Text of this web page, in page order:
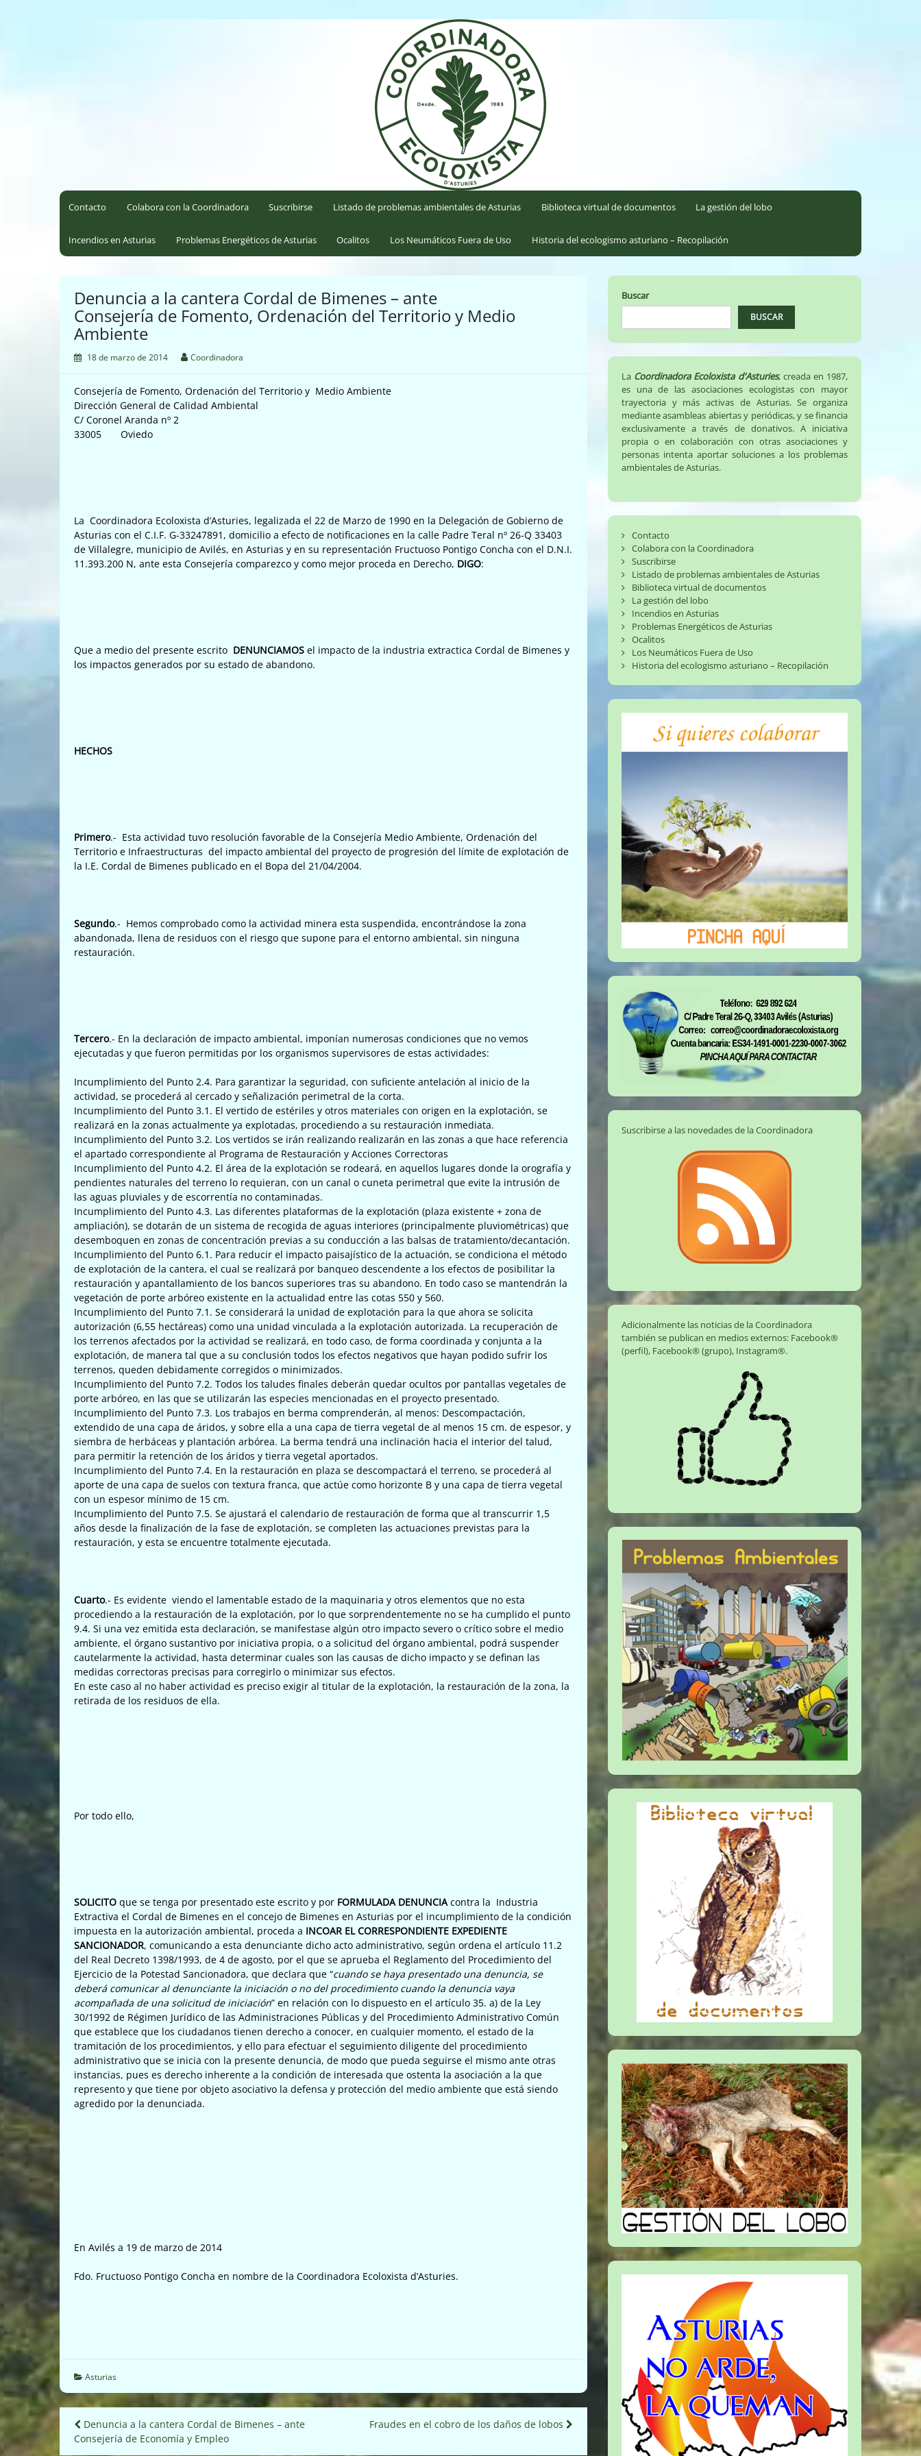
Contacto Colabora con la Coordinadora Suscribirse Listado de problemas ambientales de Asturias Biblioteca virtual de documentos La gestión del lobo
Incendios en Asturias Problemas Energéticos de Asturias Ocalitos Los Neumáticos Fuera de Uso Historia del ecologismo asturiano – Recopilación
Denuncia a la cantera Cordal de Bimenes – ante
Consejería de Fomento, Ordenación del Territorio y Medio
Ambiente
18 de marzo de 2014 Coordinadora
Consejería de Fomento, Ordenación del Territorio y Medio Ambiente
Dirección General de Calidad Ambiental
C/ Coronel Aranda nº 2
33005 Oviedo
La Coordinadora Ecoloxista d’Asturies, legalizada el 22 de Marzo de 1990 en la Delegación de Gobierno de
Asturias con el C.I.F. G-33247891, domicilio a efecto de notificaciones en la calle Padre Teral nº 26-Q 33403
de Villalegre, municipio de Avilés, en Asturias y en su representación Fructuoso Pontigo Concha con el D.N.I.
11.393.200 N, ante esta Consejería comparezco y como mejor proceda en Derecho, DIGO:
Que a medio del presente escrito DENUNCIAMOS el impacto de la industria extractica Cordal de Bimenes y
los impactos generados por su estado de abandono.
HECHOS
Primero.- Esta actividad tuvo resolución favorable de la Consejería Medio Ambiente, Ordenación del
Territorio e Infraestructuras del impacto ambiental del proyecto de progresión del límite de explotación de
la I.E. Cordal de Bimenes publicado en el Bopa del 21/04/2004.
Segundo.- Hemos comprobado como la actividad minera esta suspendida, encontrándose la zona
abandonada, llena de residuos con el riesgo que supone para el entorno ambiental, sin ninguna
restauración.
Tercero.- En la declaración de impacto ambiental, imponían numerosas condiciones que no vemos
ejecutadas y que fueron permitidas por los organismos supervisores de estas actividades:
Incumplimiento del Punto 2.4. Para garantizar la seguridad, con suficiente antelación al inicio de la
actividad, se procederá al cercado y señalización perimetral de la corta.
Incumplimiento del Punto 3.1. El vertido de estériles y otros materiales con origen en la explotación, se
realizará en la zonas actualmente ya explotadas, procediendo a su restauración inmediata.
Incumplimiento del Punto 3.2. Los vertidos se irán realizando realizarán en las zonas a que hace referencia
el apartado correspondiente al Programa de Restauración y Acciones Correctoras
Incumplimiento del Punto 4.2. El área de la explotación se rodeará, en aquellos lugares donde la orografía y
pendientes naturales del terreno lo requieran, con un canal o cuneta perimetral que evite la intrusión de
las aguas pluviales y de escorrentía no contaminadas.
Incumplimiento del Punto 4.3. Las diferentes plataformas de la explotación (plaza existente + zona de
ampliación), se dotarán de un sistema de recogida de aguas interiores (principalmente pluviométricas) que
desemboquen en zonas de concentración previas a su conducción a las balsas de tratamiento/decantación.
Incumplimiento del Punto 6.1. Para reducir el impacto paisajístico de la actuación, se condiciona el método
de explotación de la cantera, el cual se realizará por banqueo descendente a los efectos de posibilitar la
restauración y apantallamiento de los bancos superiores tras su abandono. En todo caso se mantendrán la
vegetación de porte arbóreo existente en la actualidad entre las cotas 550 y 560.
Incumplimiento del Punto 7.1. Se considerará la unidad de explotación para la que ahora se solicita
autorización (6,55 hectáreas) como una unidad vinculada a la explotación autorizada. La recuperación de
los terrenos afectados por la actividad se realizará, en todo caso, de forma coordinada y conjunta a la
explotación, de manera tal que a su conclusión todos los efectos negativos que hayan podido sufrir los
terrenos, queden debidamente corregidos o minimizados.
Incumplimiento del Punto 7.2. Todos los taludes finales deberán quedar ocultos por pantallas vegetales de
porte arbóreo, en las que se utilizarán las especies mencionadas en el proyecto presentado.
Incumplimiento del Punto 7.3. Los trabajos en berma comprenderán, al menos: Descompactación,
extendido de una capa de áridos, y sobre ella a una capa de tierra vegetal de al menos 15 cm. de espesor, y
siembra de herbáceas y plantación arbórea. La berma tendrá una inclinación hacia el interior del talud,
para permitir la retención de los áridos y tierra vegetal aportados.
Incumplimiento del Punto 7.4. En la restauración en plaza se descompactará el terreno, se procederá al
aporte de una capa de suelos con textura franca, que actúe como horizonte B y una capa de tierra vegetal
con un espesor mínimo de 15 cm.
Incumplimiento del Punto 7.5. Se ajustará el calendario de restauración de forma que al transcurrir 1,5
años desde la finalización de la fase de explotación, se completen las actuaciones previstas para la
restauración, y esta se encuentre totalmente ejecutada.
Cuarto.- Es evidente viendo el lamentable estado de la maquinaria y otros elementos que no esta
procediendo a la restauración de la explotación, por lo que sorprendentemente no se ha cumplido el punto
9.4. Si una vez emitida esta declaración, se manifestase algún otro impacto severo o crítico sobre el medio
ambiente, el órgano sustantivo por iniciativa propia, o a solicitud del órgano ambiental, podrá suspender
cautelarmente la actividad, hasta determinar cuales son las causas de dicho impacto y se definan las
medidas correctoras precisas para corregirlo o minimizar sus efectos.
En este caso al no haber actividad es preciso exigir al titular de la explotación, la restauración de la zona, la
retirada de los residuos de ella.
Por todo ello,
SOLICITO que se tenga por presentado este escrito y por FORMULADA DENUNCIAcontra la Industria
Extractiva el Cordal de Bimenes en el concejo de Bimenes en Asturias por el incumplimiento de la condición
impuesta en la autorización ambiental, proceda a INCOAR EL CORRESPONDIENTE EXPEDIENTE
SANCIONADOR, comunicando a esta denunciante dicho acto administrativo, según ordena el artículo 11.2
del Real Decreto 1398/1993, de 4 de agosto, por el que se aprueba el Reglamento del Procedimiento del
Ejercicio de la Potestad Sancionadora, que declara que “cuando se haya presentado una denuncia, se
deberá comunicar al denunciante la iniciación o no del procedimiento cuando la denuncia vaya
acompañada de una solicitud de iniciación” en relación con lo dispuesto en el artículo 35. a) de la Ley
30/1992 de Régimen Jurídico de las Administraciones Públicas y del Procedimiento Administrativo Común
que establece que los ciudadanos tienen derecho a conocer, en cualquier momento, el estado de la
tramitación de los procedimientos, y ello para efectuar el seguimiento diligente del procedimiento
administrativo que se inicia con la presente denuncia, de modo que pueda seguirse el mismo ante otras
instancias, pues es derecho inherente a la condición de interesada que ostenta la asociación a la que
represento y que tiene por objeto asociativo la defensa y protección del medio ambiente que está siendo
agredido por la denunciada.
En Avilés a 19 de marzo de 2014
Fdo. Fructuoso Pontigo Concha en nombre de la Coordinadora Ecoloxista d’Asturies.
Asturias
Navegación
de
Denuncia a la cantera Cordal de Bimenes – ante
Consejería de Economía y Empleo
Fraudes en el cobro de los daños de lobos
Buscar
BUSCAR
La Coordinadora Ecoloxista d'Asturies, creada en 1987,
es una de las asociaciones ecologistas con mayor
trayectoria y más activas de Asturias. Se organiza
mediante asambleas abiertas y periódicas, y se financia
exclusivamente a través de donativos. A iniciativa
propia o en colaboración con otras asociaciones y
personas intenta aportar soluciones a los problemas
ambientales de Asturias.
Contacto
Colabora con la Coordinadora
Suscribirse
Listado de problemas ambientales de Asturias
Biblioteca virtual de documentos
La gestión del lobo
Incendios en Asturias
Problemas Energéticos de Asturias
Ocalitos
Los Neumáticos Fuera de Uso
Historia del ecologismo asturiano – Recopilación
Suscribirse a las novedades de la Coordinadora
Adicionalmente las noticias de la Coordinadora
también se publican en medios externos: Facebook®
(perfil), Facebook® (grupo), Instagram®.